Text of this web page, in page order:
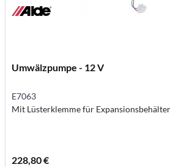
Umwälzpumpe - 12 V
E7063
Mit Lüsterklemme für Expansionsbehälter
228,80 €